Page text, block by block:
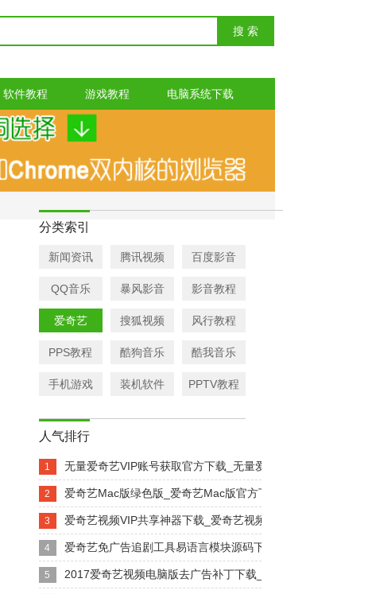
软件教程 游戏教程 电脑系统下载
分类索引
新闻资讯 腾讯视频 百度影音
QQ音乐 暴风影音 影音教程
爱奇艺 搜狐视频 风行教程
PPS教程 酷狗音乐 酷我音乐
手机游戏 装机软件 PPTV教程
人气排行
1 无量爱奇艺VIP账号获取官方下载_无量爱奇艺VIP账号获取...
2 爱奇艺Mac版绿色版_爱奇艺Mac版官方下载_爱奇艺Mac...
3 爱奇艺视频VIP共享神器下载_爱奇艺视频VIP共享神器绿色...
4 爱奇艺免广告追剧工具易语言模块源码下载_爱奇艺免广告追
5 2017爱奇艺视频电脑版去广告补丁下载_2017爱奇艺视频...